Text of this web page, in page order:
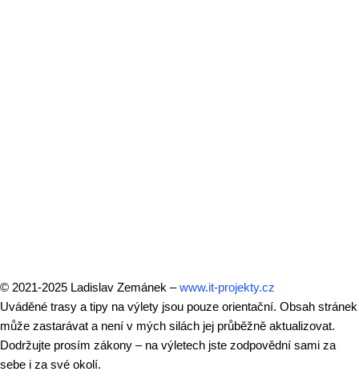
© 2021-2025 Ladislav Zemánek –www.it-projekty.cz
Uváděné trasy a tipy na výlety jsou pouze orientační. Obsah stránek
může zastarávat a není v mých silách jej průběžně aktualizovat.
Dodržujte prosím zákony – na výletech jste zodpovědní sami za
sebe i za své okolí.